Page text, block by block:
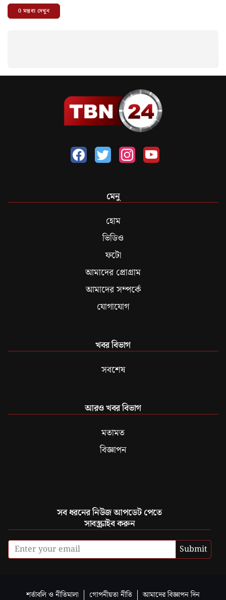
0মন্তব্য দেখুন
মেনু
হোম
ভিডিও
ফটো
আমাদের প্রোগ্রাম
আমাদের সম্পর্কে
যোগাযোগ
খবর বিভাগ
সবশেষ
আরও খবর বিভাগ
মতামত
বিজ্ঞাপন
সব ধরনের নিউজ আপডেট পেতে
সাবস্ক্রাইব করুন
Submit
শর্তাবলি ও নীতিমালা গোপনীয়তা নীতি আমাদের বিজ্ঞাপন দিন